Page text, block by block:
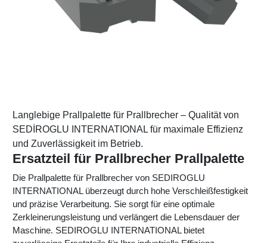
Langlebige Prallpalette für Prallbrecher – Qualität von
SEDİROGLU INTERNATIONAL für maximale Effizienz
und Zuverlässigkeit im Betrieb.
Ersatzteil für Prallbrecher Prallpalette
Die Prallpalette für Prallbrecher von SEDIROGLU
INTERNATIONAL überzeugt durch hohe Verschleißfestigkeit
und präzise Verarbeitung. Sie sorgt für eine optimale
Zerkleinerungsleistung und verlängert die Lebensdauer der
Maschine. SEDIROGLU INTERNATIONAL bietet